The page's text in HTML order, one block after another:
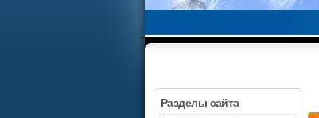
Разделы сайта